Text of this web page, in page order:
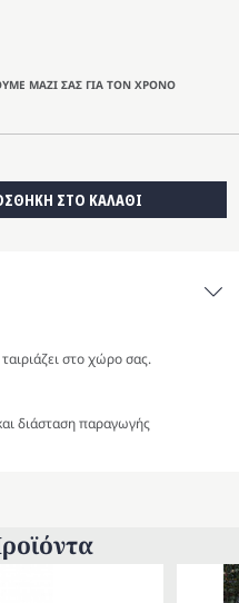
ΜΑΖΙ ΣΑΣ ΓΙΑ ΤΟΝ ΧΡΟΝΟ
ΣΤΟ ΚΑΛΑΘΙ
στο χώρο σας.
διάσταση παραγωγής